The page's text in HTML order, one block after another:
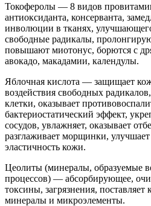
Токоферолы — 8 видов
антиоксиданта, консерванта,
инволюции в тканях,
свободные радикалы,
повышают миотонус, борются с
авокадо, макадамии, календулы.
Яблочная кислота — защищает
воздействия свободных
клетки, оказывает
бактериостатический эффект,
сосудов, увлажняет, оказывает
разглаживает морщинки,
эластичность кожи.
Цеолиты (минералы, образуемые
процессов) — абсорбирующее,
токсины, загрязнения,
минералы и микроэлементы.